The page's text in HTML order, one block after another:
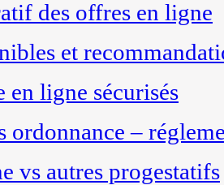
des offres en ligne
et
en ligne sécurisés
ordonnance –
vs autres progestatifs